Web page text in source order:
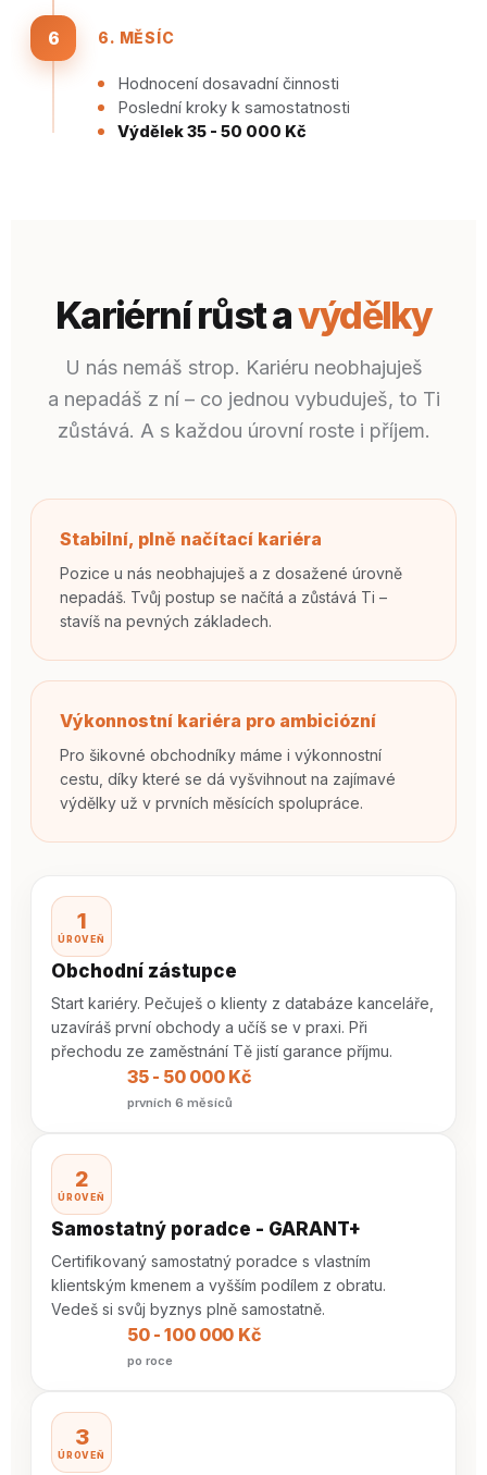
6 6. MĚSÍC
Hodnocení dosavadní činnosti
Poslední kroky k samostatnosti
Výdělek 35 - 50 000 Kč
Kariérní růst avýdělky
U nás nemáš strop. Kariéru neobhajuješ
a nepadáš z ní – co jednou vybuduješ, to Ti
zůstává. A s každou úrovní roste i příjem.
Stabilní, plně načítací kariéra
Pozice u nás neobhajuješ a z dosažené úrovně
nepadáš. Tvůj postup se načítá a zůstává Ti –
stavíš na pevných základech.
Výkonnostní kariéra pro ambiciózní
Pro šikovné obchodníky máme i výkonnostní
cestu, díky které se dá vyšvihnout na zajímavé
výdělky už v prvních měsících spolupráce.
1
ÚROVEŇ
Obchodní zástupce
Start kariéry. Pečuješ o klienty z databáze kanceláře,
uzavíráš první obchody a učíš se v praxi. Při
přechodu ze zaměstnání Tě jistí garance příjmu.
35 - 50 000 Kč
prvních 6 měsíců
2
ÚROVEŇ
Samostatný poradce - GARANT+
Certifikovaný samostatný poradce s vlastním
klientským kmenem a vyšším podílem z obratu.
Vedeš si svůj byznys plně samostatně.
50 - 100 000 Kč
po roce
3
ÚROVEŇ